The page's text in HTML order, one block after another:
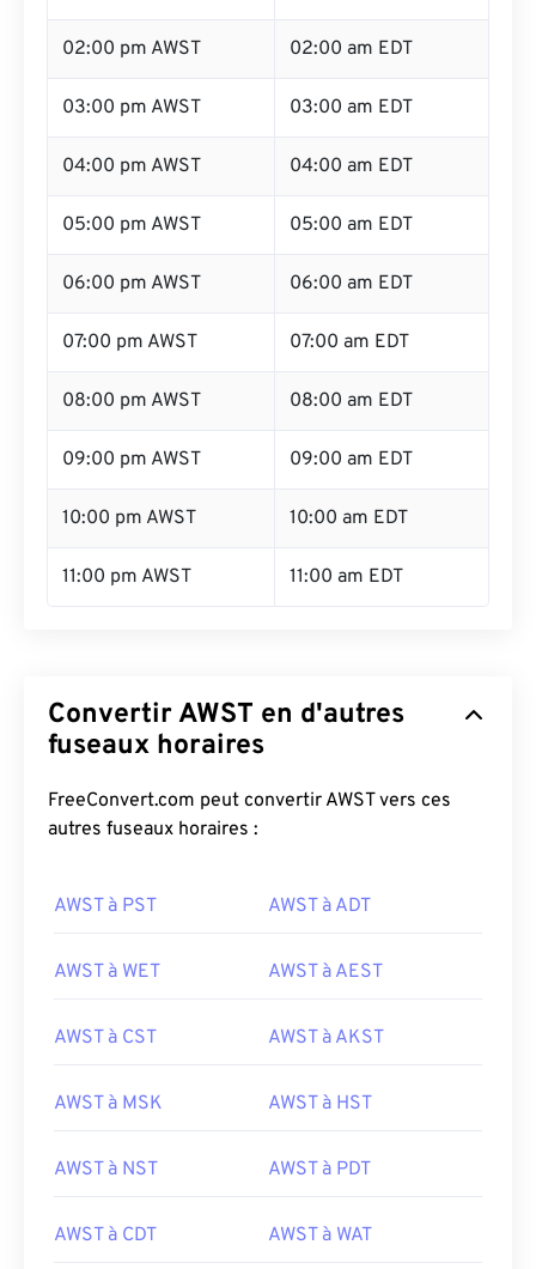
02:00 pm AWST 02:00 am EDT
03:00 pm AWST 03:00 am EDT
04:00 pm AWST 04:00 am EDT
05:00 pm AWST 05:00 am EDT
06:00 pm AWST 06:00 am EDT
07:00 pm AWST 07:00 am EDT
08:00 pm AWST 08:00 am EDT
09:00 pm AWST 09:00 am EDT
10:00 pm AWST 10:00 am EDT
11:00 pm AWST 11:00 am EDT
Convertir AWST en d'autres
fuseaux horaires
FreeConvert.com peut convertir AWST vers ces
autres fuseaux horaires :
AWST à PST AWST à ADT
AWST à WET AWST à AEST
AWST à CST AWST à AKST
AWST à MSK AWST à HST
AWST à NST AWST à PDT
AWST à CDT AWST à WAT